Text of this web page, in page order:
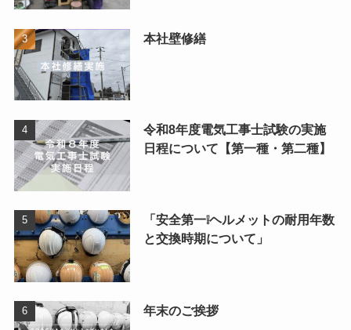
本社壁修繕
令和8年度電気工事士試験の実施
日程について【第一種・第二種】
「安全第一❕ヘルメットの耐用年数
と交換時期について」
年末のご挨拶